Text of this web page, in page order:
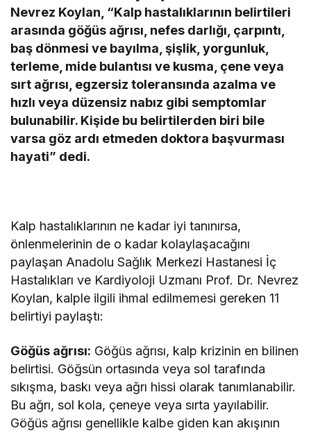
Nevrez Koylan, “Kalp hastalıklarının belirtileri
arasında göğüs ağrısı, nefes darlığı, çarpıntı,
baş dönmesi ve bayılma, şişlik, yorgunluk,
terleme, mide bulantısı ve kusma, çene veya
sırt ağrısı, egzersiz toleransında azalma ve
hızlı veya düzensiz nabız gibi semptomlar
bulunabilir. Kişide bu belirtilerden biri bile
varsa göz ardı etmeden doktora başvurması
hayati” dedi.
Kalp hastalıklarının ne kadar iyi tanınırsa,
önlenmelerinin de o kadar kolaylaşacağını
paylaşan Anadolu Sağlık Merkezi Hastanesi İç
Hastalıkları ve Kardiyoloji Uzmanı Prof. Dr. Nevrez
Koylan, kalple ilgili ihmal edilmemesi gereken 11
belirtiyi paylaştı:
Göğüs ağrısı: Göğüs ağrısı, kalp krizinin en bilinen
belirtisi. Göğsün ortasında veya sol tarafında
sıkışma, baskı veya ağrı hissi olarak tanımlanabilir.
Bu ağrı, sol kola, çeneye veya sırta yayılabilir.
Göğüs ağrısı genellikle kalbe giden kan akışının